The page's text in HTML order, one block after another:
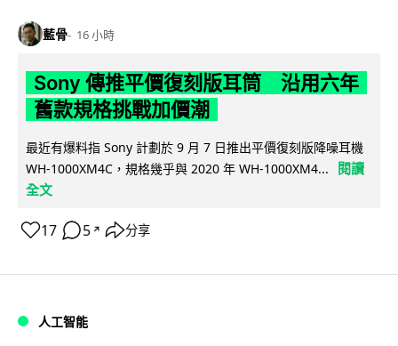
藍骨 16 小時
Sony 傳推平價復刻版耳筒 沿用六年
舊款規格挑戰加價潮
最近有爆料指 Sony 計劃於 9 月 7 日推出平價復刻版降噪耳機
WH-1000XM4C，規格幾乎與 2020 年 WH-1000XM4...
閱讀
全文
17 5 ↗ 分享
人工智能